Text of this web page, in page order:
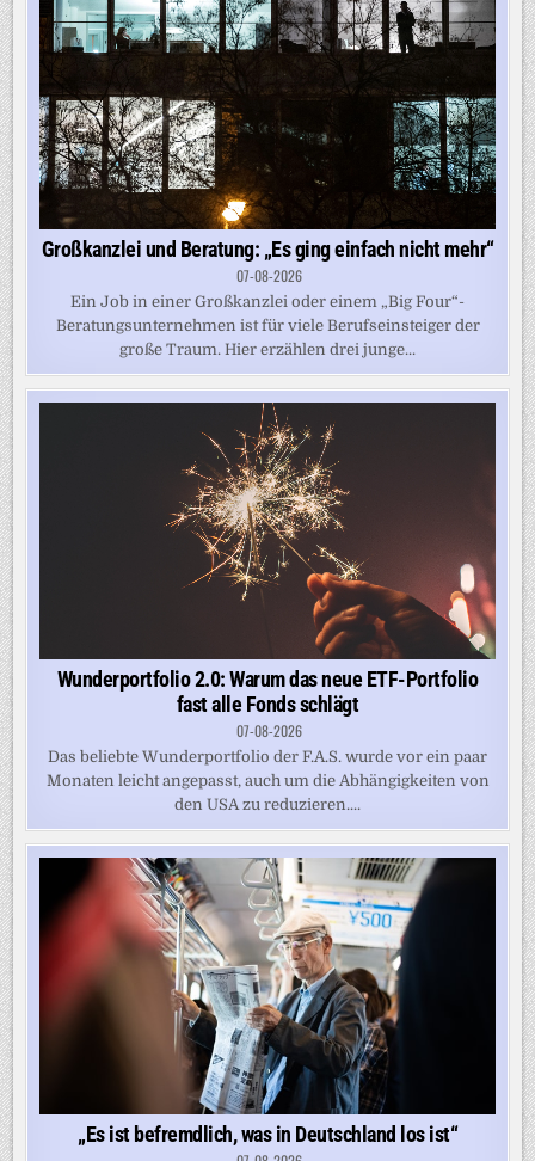
Großkanzlei und Beratung: „Es ging einfach nicht mehr“
07-08-2026
Ein Job in einer Großkanzlei oder einem „Big Four“-
Beratungsunternehmen ist für viele Berufseinsteiger der
große Traum. Hier erzählen drei junge...
Wunderportfolio 2.0: Warum das neue ETF-Portfolio
fast alle Fonds schlägt
07-08-2026
Das beliebte Wunderportfolio der F.A.S. wurde vor ein paar
Monaten leicht angepasst, auch um die Abhängigkeiten von
den USA zu reduzieren....
„Es ist befremdlich, was in Deutschland los ist“